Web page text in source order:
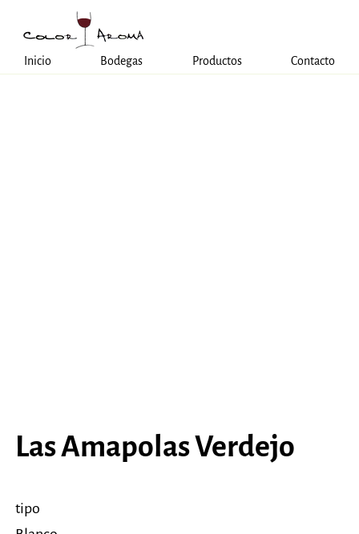
Inicio Bodegas Productos Contacto
Las Amapolas Verdejo
tipo